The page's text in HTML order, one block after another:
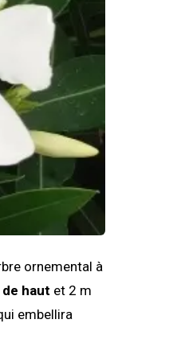
ornemental à
de haut et 2 m
embellira